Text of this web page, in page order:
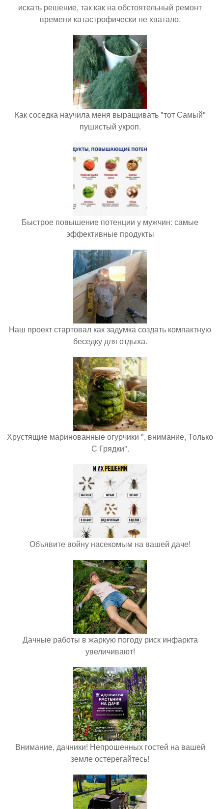
искать решение, так как на обстоятельный ремонт
времени катастрофически не хватало.
Как соседка научила меня выращивать "тот Самый"
пушистый укроп.
Быстрое повышение потенции у мужчин: самые
эффективные продукты
Наш проект стартовал как задумка создать компактную
беседку для отдыха.
Хрустящие маринованные огурчики ", внимание, Только
С Грядки".
Объявите войну насекомым на вашей даче!
Дачные работы в жаркую погоду риск инфаркта
увеличивают!
Внимание, дачники! Непрошенных гостей на вашей
земле остерегайтесь!